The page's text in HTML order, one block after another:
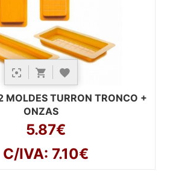
MOLDES TURRON TRONCO +
ONZAS
5.87€
C/IVA: 7.10€